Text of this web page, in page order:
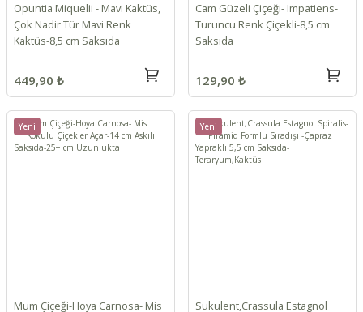
Opuntia Miquelii - Mavi Kaktüs,
Çok Nadir Tür Mavi Renk
Kaktüs-8,5 cm Saksıda
449,90 ₺
Cam Güzeli Çiçeği- Impatiens-
Turuncu Renk Çiçekli-8,5 cm
Saksıda
129,90 ₺
Yeni
Mum Çiçeği-Hoya Carnosa- Mis
Yeni
Sukulent,Crassula Estagnol